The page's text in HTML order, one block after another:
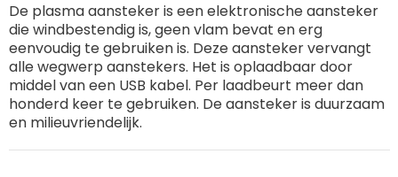
De plasma aansteker is een elektronische aansteker
die windbestendig is, geen vlam bevat en erg
eenvoudig te gebruiken is. Deze aansteker vervangt
alle wegwerp aanstekers. Het is oplaadbaar door
middel van een USB kabel. Per laadbeurt meer dan
honderd keer te gebruiken. De aansteker is duurzaam
en milieuvriendelijk.